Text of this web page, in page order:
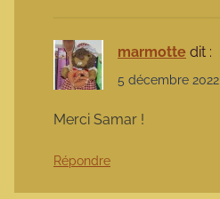
marmotte dit :
5 décembre
Merci Samar !
Répondre